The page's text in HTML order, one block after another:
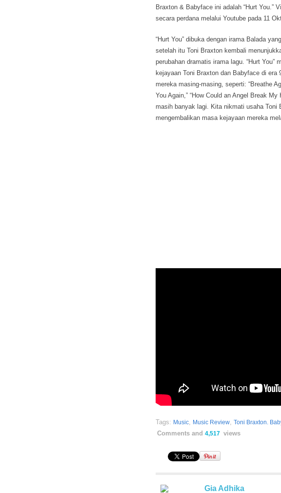
Braxton & Babyface ini adalah “Hurt You.”
secara perdana melalui Youtube pada 11
“Hurt You” dibuka dengan irama Balada
setelah itu Toni Braxton kembali
perubahan dramatis irama lagu. “Hurt You”
kejayaan Toni Braxton dan Babyface di
mereka masing-masing, seperti: “Breathe
You Again,” “How Could an Angel Break
masih banyak lagi. Kita nikmati usaha Toni
mengembalikan masa kejayaan mereka
Tags: Music, Music Review, Toni Braxton.
Comments and 4,517 views
Gia Adhika